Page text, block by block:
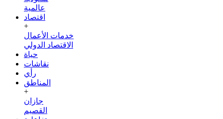
عالمية
اقتصاد
+
خدمات الأعمال
الاقتصاد الدولي
حياة
نقاشات
رأي
المناطق
+
جازان
القصيم